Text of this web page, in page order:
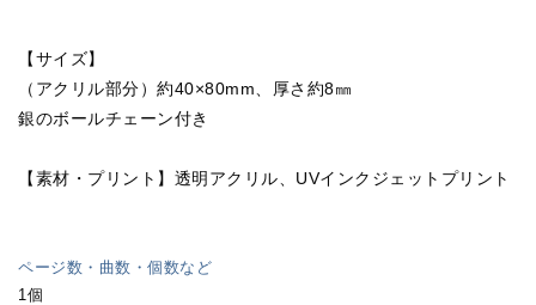
【サイズ】
（アクリル部分）約40×80mm、厚さ約8㎜
銀のボールチェーン付き
【素材・プリント】透明アクリル、UVインクジェットプリント
ページ数・曲数・個数など
1個